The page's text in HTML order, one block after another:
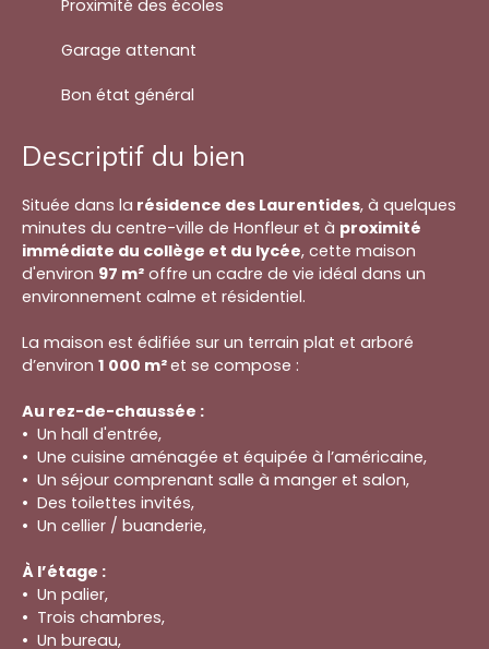
Proximité des écoles
Garage attenant
Bon état général
Descriptif du bien
Située dans la résidence des Laurentides, à quelques
minutes du centre-ville de Honfleur et à proximité
immédiate du collège et du lycée, cette maison
d'environ 97 m² offre un cadre de vie idéal dans un
environnement calme et résidentiel.
La maison est édifiée sur un terrain plat et arboré
d’environ 1 000 m²et se compose :
Au rez-de-chaussée :
Un hall d'entrée,
Une cuisine aménagée et équipée à l’américaine,
Un séjour comprenant salle à manger et salon,
Des toilettes invités,
Un cellier / buanderie,
À l’étage :
Un palier,
Trois chambres,
Un bureau,